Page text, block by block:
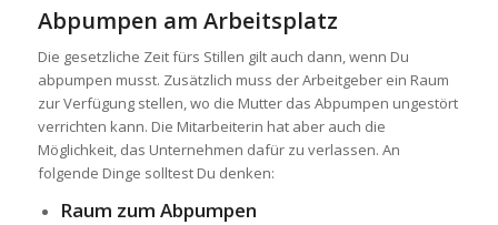
Abpumpen am Arbeitsplatz
Die gesetzliche Zeit fürs Stillen gilt auch dann, wenn Du
abpumpen musst. Zusätzlich muss der Arbeitgeber ein Raum
zur Verfügung stellen, wo die Mutter das Abpumpen ungestört
verrichten kann. Die Mitarbeiterin hat aber auch die
Möglichkeit, das Unternehmen dafür zu verlassen. An
folgende Dinge solltest Du denken:
Raum zum Abpumpen